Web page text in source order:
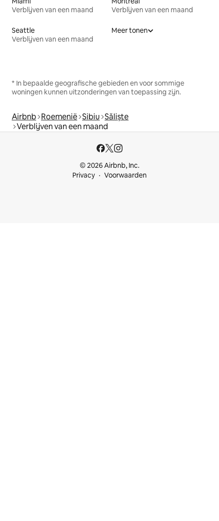
Verblijven van een maand
Verblijven van een maand
Seattle
Verblijven van een maand
Meer tonen
* In bepaalde geografische gebieden en voor sommige
woningen kunnen uitzonderingen van toepassing zijn.
Airbnb Roemenië Sibiu Săliște
Verblijven van een maand
© 2026 Airbnb, Inc.
Privacy
Voorwaarden